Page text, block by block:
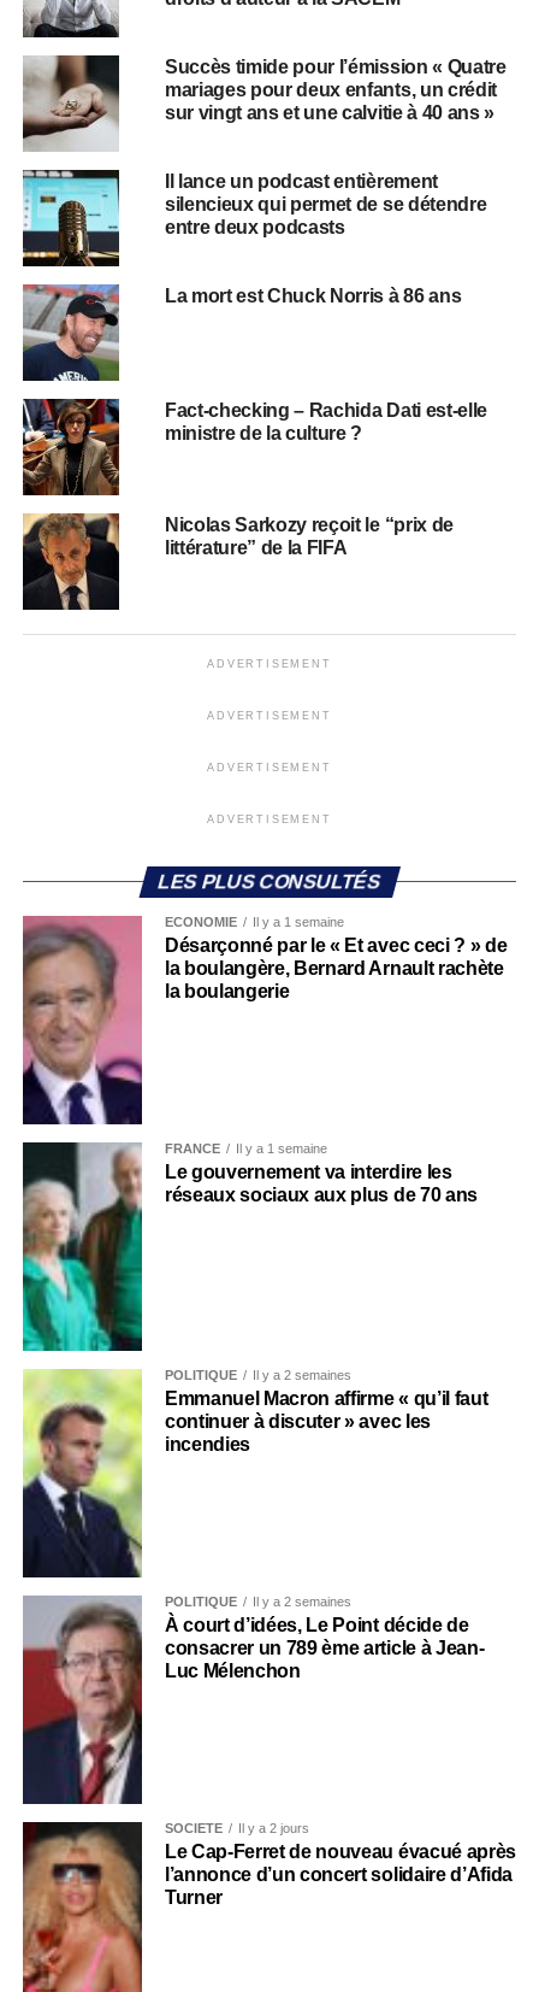
Succès timide pour l’émission « Quatre
mariages pour deux enfants, un crédit
sur vingt ans et une calvitie à 40 ans »
Il lance un podcast entièrement
silencieux qui permet de se détendre
entre deux podcasts
La mort est Chuck Norris à 86 ans
Fact-checking – Rachida Dati est-elle
ministre de la culture ?
Nicolas Sarkozy reçoit le “prix de
littérature” de la FIFA
ADVERTISEMENT
ADVERTISEMENT
ADVERTISEMENT
ADVERTISEMENT
LES PLUS CONSULTÉS
ECONOMIE Il y a 1 semaine
Désarçonné par le « Et avec ceci ? » de
la boulangère, Bernard Arnault rachète
la boulangerie
FRANCE Il y a 1 semaine
Le gouvernement va interdire les
réseaux sociaux aux plus de 70 ans
POLITIQUE Il y a 2 semaines
Emmanuel Macron affirme « qu’il faut
continuer à discuter » avec les
incendies
POLITIQUE Il y a 2 semaines
À court d’idées, Le Point décide de
consacrer un 789 ème article à Jean-
Luc Mélenchon
SOCIÉTÉ Il y a 2 jours
Le Cap-Ferret de nouveau évacué après
l’annonce d’un concert solidaire d’Afida
Turner